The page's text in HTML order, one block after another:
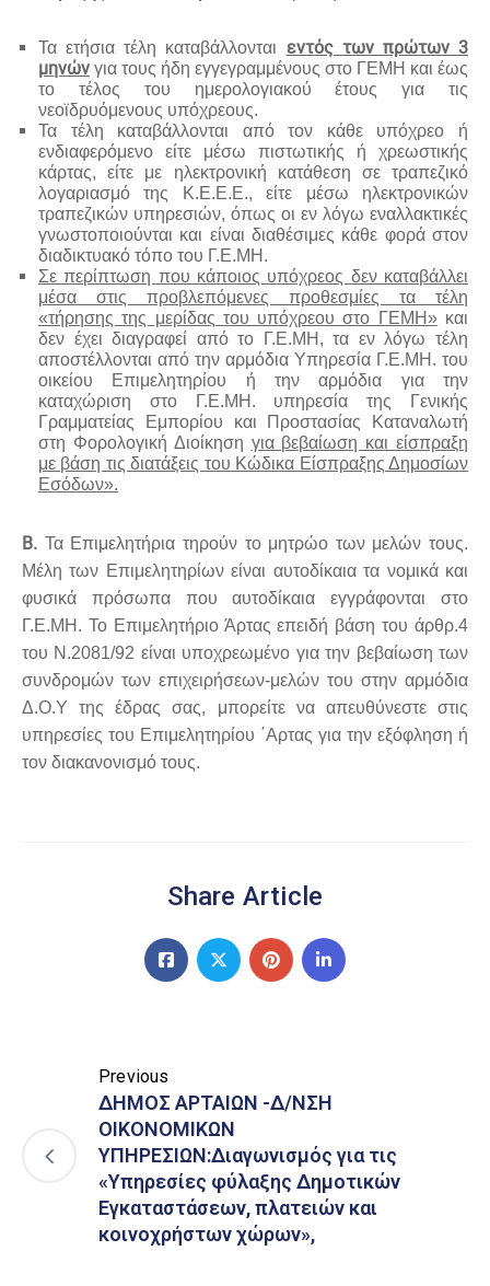
Τα ετήσια τέλη καταβάλλονται εντός των πρώτων 3
μηνών για τους ήδη εγγεγραμμένους στο ΓΕΜΗ και έως
το τέλος του ημερολογιακού έτους για τις
νεοϊδρυόμενους υπόχρεους.
Τα τέλη καταβάλλονται από τον κάθε υπόχρεο ή
ενδιαφερόμενο είτε μέσω πιστωτικής ή χρεωστικής
κάρτας, είτε με ηλεκτρονική κατάθεση σε τραπεζικό
λογαριασμό της Κ.Ε.Ε.E., είτε μέσω ηλεκτρονικών
τραπεζικών υπηρεσιών, όπως οι εν λόγω εναλλακτικές
γνωστοποιούνται και είναι διαθέσιμες κάθε φορά στον
διαδικτυακό τόπο του Γ.Ε.ΜΗ.
Σε περίπτωση που κάποιος υπόχρεος δεν καταβάλλει
μέσα στις προβλεπόμενες προθεσμίες τα τέλη
«τήρησης της μερίδας του υπόχρεου στο ΓΕΜΗ»και
δεν έχει διαγραφεί από το Γ.Ε.ΜΗ, τα εν λόγω τέλη
αποστέλλονται από την αρμόδια Υπηρεσία Γ.Ε.ΜΗ. του
οικείου Επιμελητηρίου ή την αρμόδια για την
καταχώριση στο Γ.Ε.ΜΗ. υπηρεσία της Γενικής
Γραμματείας Εμπορίου και Προστασίας Καταναλωτή
στη Φορολογική Διοίκηση για βεβαίωση και είσπραξη
με βάση τις διατάξεις του Κώδικα Είσπραξης Δημοσίων
Εσόδων».
Β. Τα Επιμελητήρια τηρούν το μητρώο των μελών τους.
Μέλη των Επιμελητηρίων είναι αυτοδίκαια τα νομικά και
φυσικά πρόσωπα που αυτοδίκαια εγγράφονται στο
Γ.Ε.ΜΗ. Το Επιμελητήριο Άρτας επειδή βάση του άρθρ.4
του Ν.2081/92 είναι υποχρεωμένο για την βεβαίωση των
συνδρομών των επιχειρήσεων-μελών του στην αρμόδια
Δ.Ο.Υ της έδρας σας, μπορείτε να απευθύνεστε στις
υπηρεσίες του Επιμελητηρίου ΄Αρτας για την εξόφληση ή
τον διακανονισμό τους.
Share Article
Previous
ΔΗΜΟΣ ΑΡΤΑΙΩΝ -Δ/ΝΣΗ
ΟΙΚΟΝΟΜΙΚΩΝ
ΥΠΗΡΕΣΙΩΝ:Διαγωνισμός για τις
«Υπηρεσίες φύλαξης Δημοτικών
Εγκαταστάσεων, πλατειών και
κοινοχρήστων χώρων»,